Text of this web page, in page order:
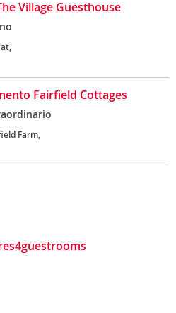
Village Guesthouse
Fairfield Cottages
Farm,